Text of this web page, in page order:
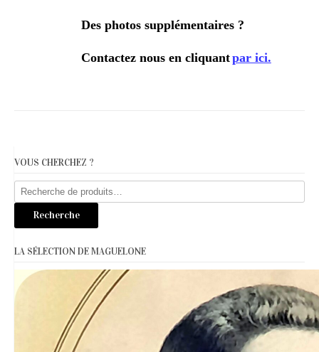
Des photos supplémentaires ?
Contactez nous en cliquantpar ici.
VOUS CHERCHEZ ?
Recherche
pour :
Recherche
LA SÉLECTION DE MAGUELONE